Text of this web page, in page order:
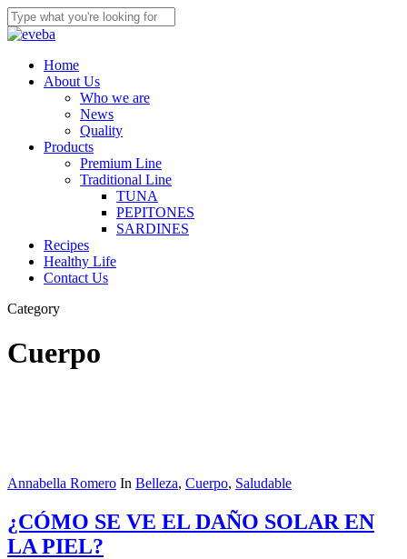
Skip
to
content
Close
Menu
Home
About Us
Who we are
News
Quality
Products
Premium Line
Traditional Line
TUNA
PEPITONES
SARDINES
Recipes
Healthy Life
Contact Us
Category
Cuerpo
Annabella Romero In Belleza, Cuerpo, Saludable
¿CÓMO SE VE EL DAÑO SOLAR EN
LA PIEL?